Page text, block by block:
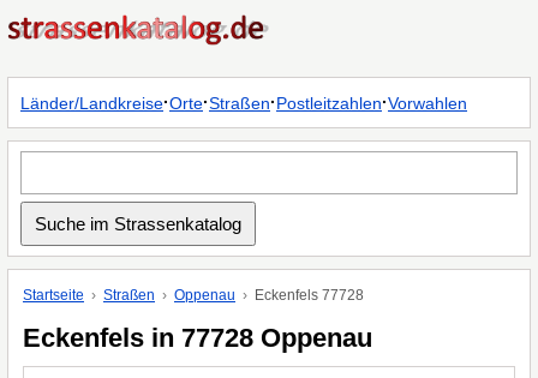
Länder/Landkreise·Orte·Straßen·Postleitzahlen·Vorwahlen
Startseite Straßen Oppenau Eckenfels 77728
Eckenfels in 77728 Oppenau